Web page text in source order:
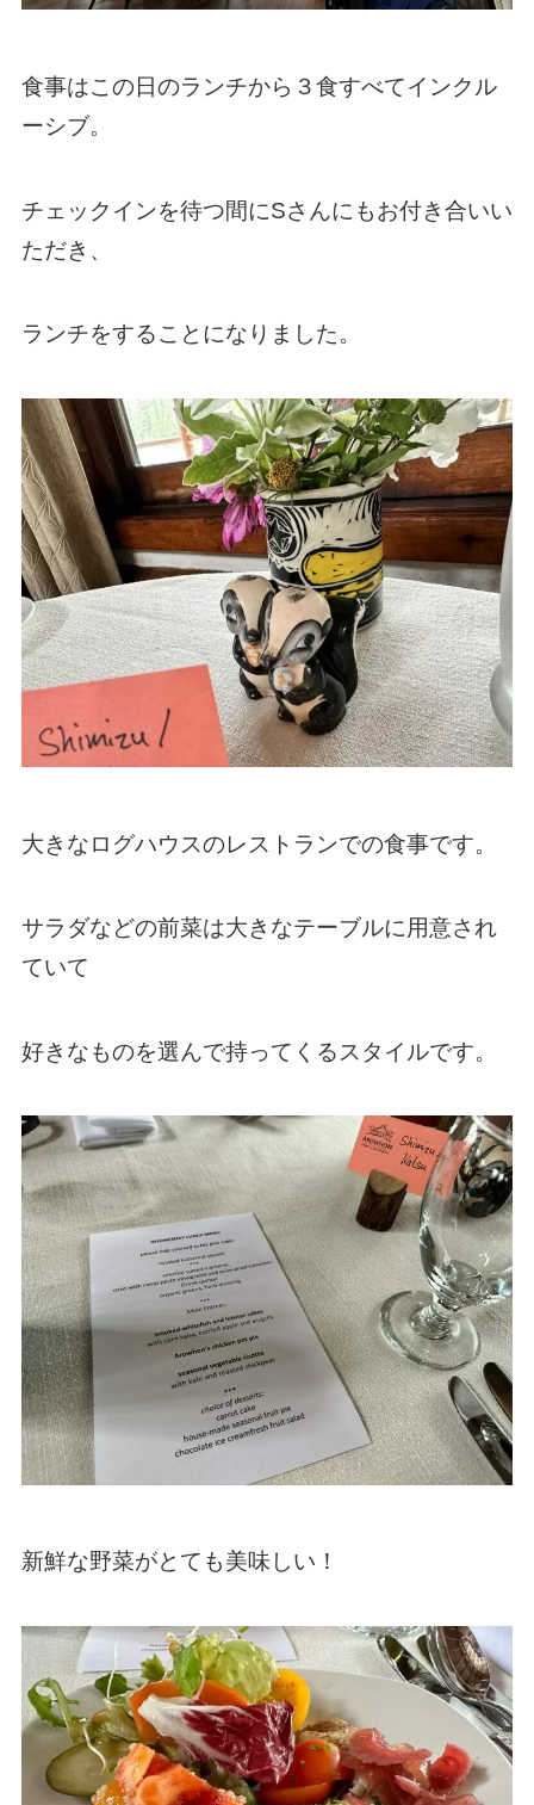
食事はこの日のランチから３食すべてインクル
ーシブ。
チェックインを待つ間にSさんにもお付き合いい
ただき、
ランチをすることになりました。
大きなログハウスのレストランでの食事です。
サラダなどの前菜は大きなテーブルに用意され
ていて
好きなものを選んで持ってくるスタイルです。
新鮮な野菜がとても美味しい！